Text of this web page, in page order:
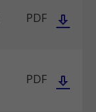
PDF
PDF